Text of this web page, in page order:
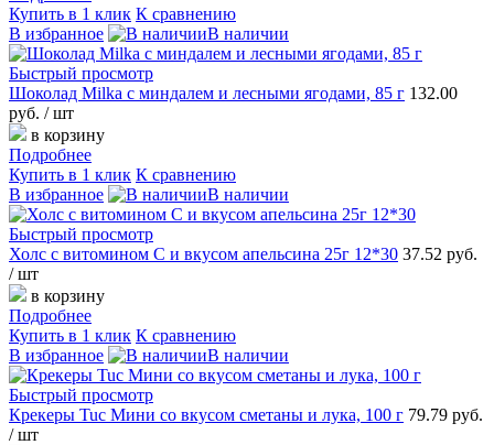
Купить в 1 клик К сравнению
В избранное
В наличии
Быстрый просмотр
Шоколад Milka с миндалем и лесными ягодами, 85 г 132.00
руб. / шт
в корзину
Подробнее
Купить в 1 клик К сравнению
В избранное
В наличии
Быстрый просмотр
Холс с витомином С и вкусом апельсина 25г 12*30 37.52 руб.
/ шт
в корзину
Подробнее
Купить в 1 клик К сравнению
В избранное
В наличии
Быстрый просмотр
Крекеры Tuc Мини со вкусом сметаны и лука, 100 г 79.79 руб.
/ шт